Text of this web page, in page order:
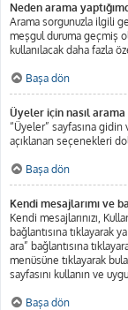
Neden arama
Arama sorgunuzla ilgili
meşgul duruma geçmiş
kullanılacak daha fazla
Başa dön
Üyeler için nasıl arama
“Üyeler” sayfasına gidin
açıklanan seçenekleri
Başa dön
Kendi mesajlarımı ve
Kendi mesajlarınızı,
bağlantısına tıklayarak
ara” bağlantısına
menüsüne tıklayarak
sayfasını kullanın ve
Başa dön